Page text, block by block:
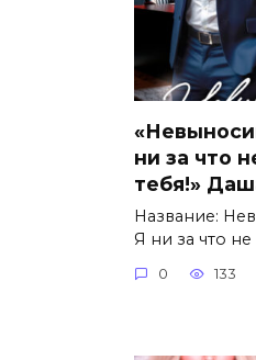
ни за что
тебя!»
Название:
Я ни за что
0 133